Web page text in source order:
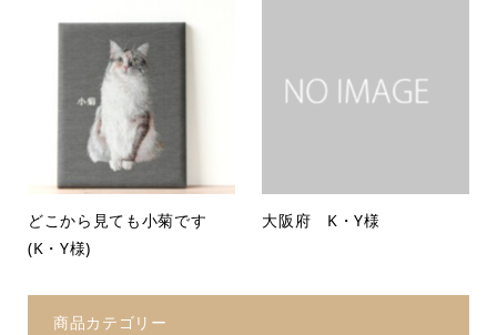
どこから見ても小菊です
(K・Y様)
大阪府 K・Y様
商品カテゴリー